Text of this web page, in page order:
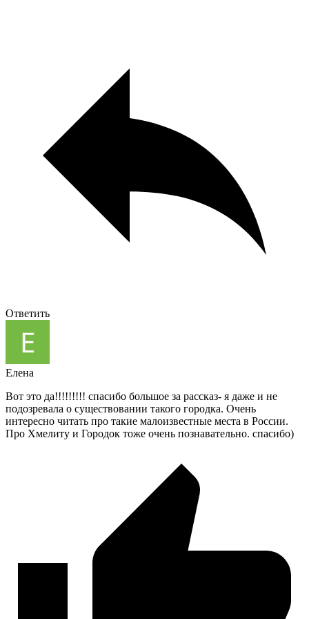
Ответить
Елена
Вот это да!!!!!!!!! спасибо большое за рассказ- я даже и не
подозревала о существовании такого городка. Очень
интересно читать про такие малоизвестные места в России.
Про Хмелиту и Городок тоже очень познавательно. спасибо)